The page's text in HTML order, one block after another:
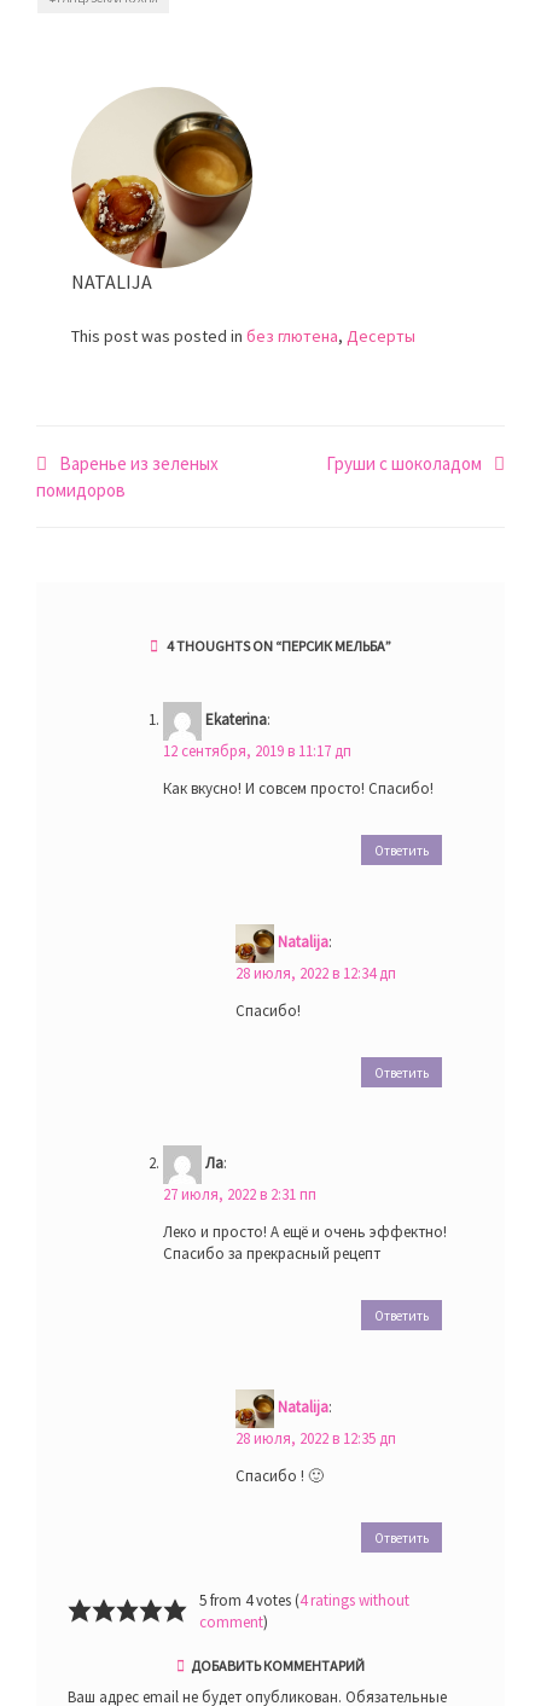
NATALIJA
This post was posted in без глютена, Десерты
Навигация
по
Варенье из зеленых
помидоров
Груши с шоколадом
4 THOUGHTS ON “ПЕРСИК МЕЛЬБА”
Ekaterina:
12 сентября, 2019 в 11:17 дп
Как вкусно! И совсем просто! Спасибо!
Ответить
Natalija:
28 июля, 2022 в 12:34 дп
Спасибо!
Ответить
Ла:
27 июля, 2022 в 2:31 пп
Леко и просто! А ещё и очень эффектно!
Спасибо за прекрасный рецепт
Ответить
Natalija:
28 июля, 2022 в 12:35 дп
Спасибо ! 🙂
Ответить
5 from 4 votes (4 ratings without
comment)
ДОБАВИТЬ КОММЕНТАРИЙ
Ваш адрес email не будет опубликован. Обязательные